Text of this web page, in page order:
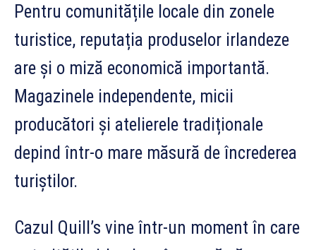
Pentru comunitățile locale din zonele
turistice, reputația produselor irlandeze
are și o miză economică importantă.
Magazinele independente, micii
producători și atelierele tradiționale
depind într-o mare măsură de încrederea
turiștilor.
Cazul Quill’s vine într-un moment în care